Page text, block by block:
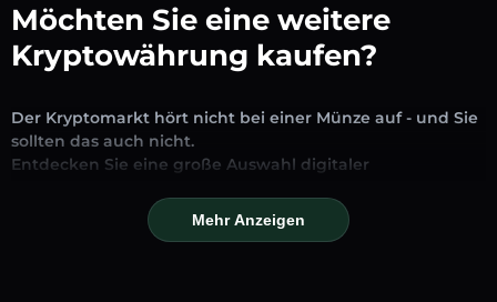
Möchten Sie eine weitere
Kryptowährung kaufen?
Der Kryptomarkt hört nicht bei einer Münze auf - und Sie
sollten das auch nicht.
Entdecken Sie eine große Auswahl digitaler
Austausch und Handel verfügbar sind. Ob etablierte
Stablecoins, vielversprechende Altcoins oder trendige
Mehr Anzeigen